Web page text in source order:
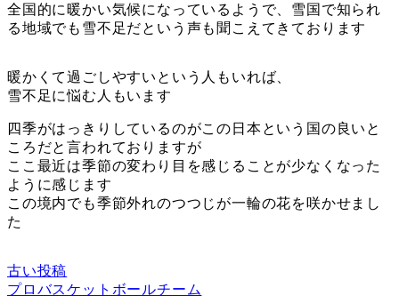
全国的に暖かい気候になっているようで、雪国で知られ
る地域でも雪不足だという声も聞こえてきております
暖かくて過ごしやすいという人もいれば、
雪不足に悩む人もいます
四季がはっきりしているのがこの日本という国の良いと
ころだと言われておりますが
ここ最近は季節の変わり目を感じることが少なくなった
ように感じます
この境内でも季節外れのつつじが一輪の花を咲かせまし
た
古い投稿
プロバスケットボールチーム